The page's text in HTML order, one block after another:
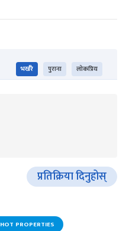
भर्खरै पुराना लोकप्रिय
प्रतिक्रिया दिनुहोस्
HOT PROPERTIES